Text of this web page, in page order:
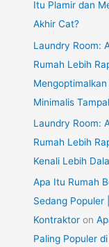
Itu Plamir dan
Akhir Cat?
Laundry Room:
Rumah Lebih
Minimalis
Laundry Room:
Rumah Lebih
Kenali Lebih
Apa Itu Rumah
Sedang
Kontraktor on
Paling Populer